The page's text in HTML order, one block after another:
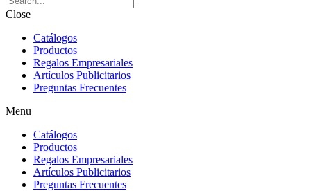
Close
Catálogos
Productos
Regalos Empresariales
Artículos Publicitarios
Preguntas Frecuentes
Menu
Catálogos
Productos
Regalos Empresariales
Artículos Publicitarios
Preguntas Frecuentes